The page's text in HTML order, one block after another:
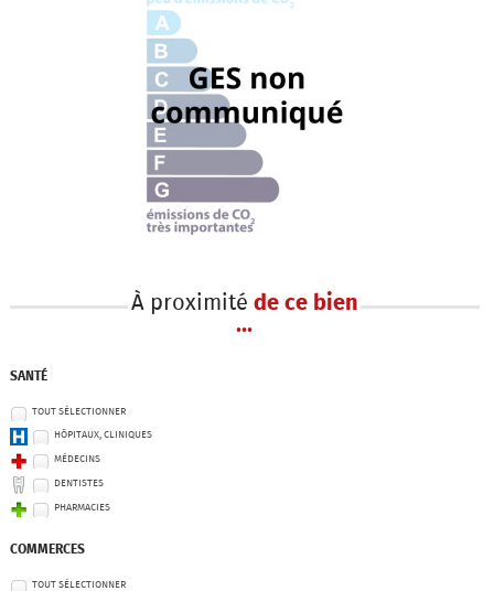
À proximité de ce bien
...
SANTÉ
TOUT SÉLECTIONNER
HÔPITAUX, CLINIQUES
MÉDECINS
DENTISTES
PHARMACIES
COMMERCES
TOUT SÉLECTIONNER